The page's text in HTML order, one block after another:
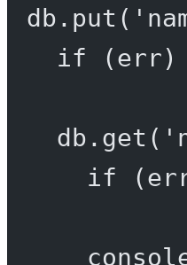
db. put (
if (err)
db. get (
if